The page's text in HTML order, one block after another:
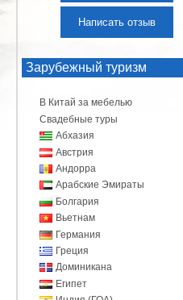
Написать отзыв
Зарубежный туризм
В Китай за мебелью
Свадебные туры
Абхазия
Австрия
Андорра
Арабские Эмираты
Болгария
Вьетнам
Германия
Греция
Доминикана
Египет